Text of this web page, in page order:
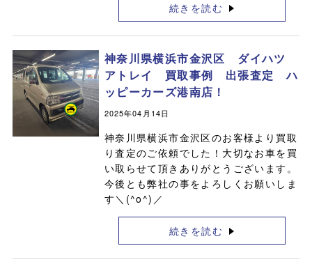
続きを読む
神奈川県横浜市金沢区 ダイハツ
アトレイ 買取事例 出張査定 ハ
ッピーカーズ港南店！
2025年04月14日
神奈川県横浜市金沢区のお客様より買取
り査定のご依頼でした！大切なお車を買
い取らせて頂きありがとうございます。
今後とも弊社の事をよろしくお願いしま
す＼(^o^)／
続きを読む